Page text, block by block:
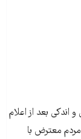
اما در ساعت اول بامداد ۲۴ آبان و اندکی بعد از اعلام
معترض با